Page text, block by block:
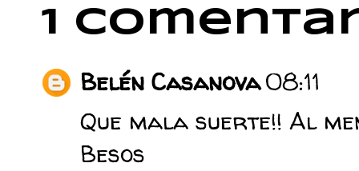
1
Belén Casanova08:11
Que mala suerte!! Al
Besos